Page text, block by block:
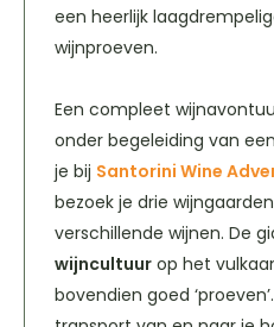
een heerlijk
wijnproeven.
Een compleet
onder begeleiding van
je bij Santorini Wine
bezoek je drie
verschillende wijnen. De
wijncultuur op het
bovendien goed